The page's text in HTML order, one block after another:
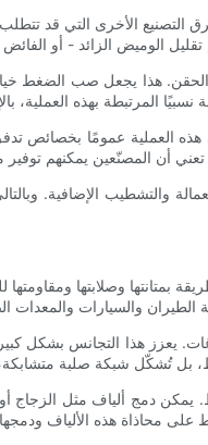
الأخرى التي قد
هذا يجعل صب الضغط
في هذه العملية عمومًا
والتشطيب الإضافية.
وصلابتها ومقاومتها
يعزز هذا التجانس بشكل
دمج ألياف مثل الزجاج